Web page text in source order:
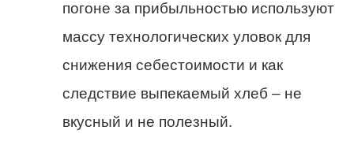
погоне за прибыльностью используют
массу технологических уловок для
снижения себестоимости и как
следствие выпекаемый хлеб – не
вкусный и не полезный.